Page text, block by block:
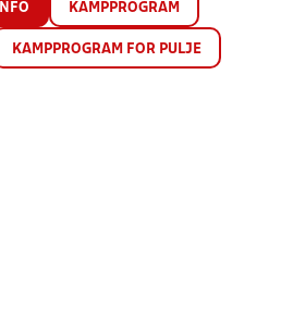
INFO KAMPPROGRAM
KAMPPROGRAM FOR PULJE